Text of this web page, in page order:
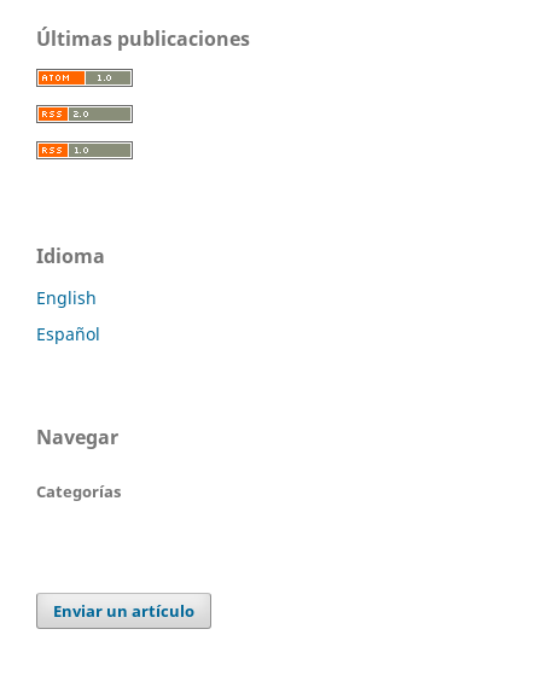
Últimas publicaciones
Idioma
English
Español
Navegar
Categorías
Enviar un artículo